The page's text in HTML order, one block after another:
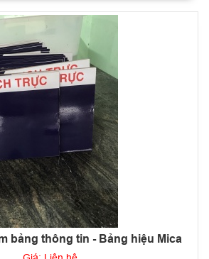
bảng thông tin - Bảng hiệu Mica